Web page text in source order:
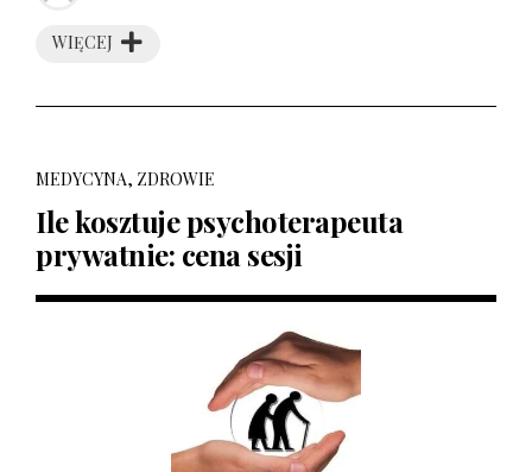
WIĘCEJ
MEDYCYNA, ZDROWIE
Ile kosztuje psychoterapeuta
prywatnie: cena sesji